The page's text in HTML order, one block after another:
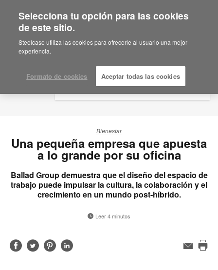
Are you in United States?
Would you like to see Products we sell in
your region?
English
Español
Bienestar
Una pequeña empresa que apuesta
a lo grande por su oficina
Ballad Group demuestra que el diseño del espacio de
trabajo puede impulsar la cultura, la colaboración y el
crecimiento en un mundo post-híbrido.
Leer 4 minutos
Compartir
Compartir
Compartir
Compartir
Correo
Selecciona tu opción para las cookies
de este sitio.
Steelcase utiliza las cookies para ofrecerle al usuario una mejor
experiencia.
Formato de cookies Aceptar todas las cookies